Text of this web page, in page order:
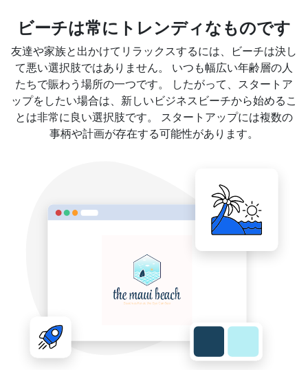
ビーチは常にトレンディなものです
友達や家族と出かけてリラックスするには、ビーチは決し
て悪い選択肢ではありません。 いつも幅広い年齢層の人
たちで賑わう場所の一つです。 したがって、スタートア
ップをしたい場合は、新しいビジネスビーチから始めるこ
とは非常に良い選択肢です。 スタートアップには複数の
事柄や計画が存在する可能性があります。